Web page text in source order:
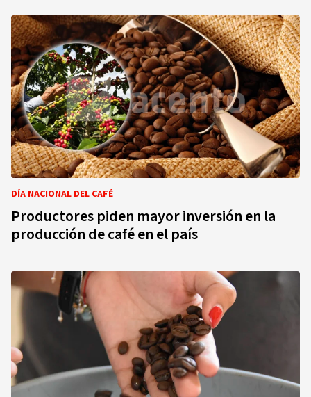
DÍA NACIONAL DEL CAFÉ
Productores piden mayor inversión en la
producción de café en el país